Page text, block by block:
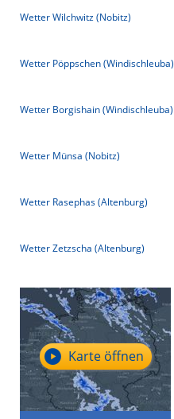
Wetter Wilchwitz (Nobitz)
Wetter Pöppschen (Windischleuba)
Wetter Borgishain (Windischleuba)
Wetter Münsa (Nobitz)
Wetter Rasephas (Altenburg)
Wetter Zetzscha (Altenburg)
Karte öffnen